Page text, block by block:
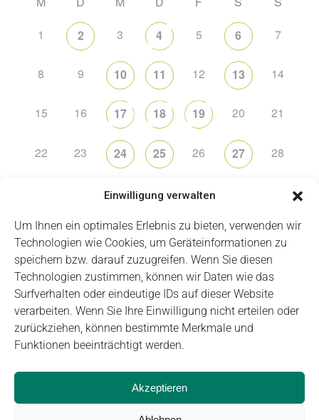
Einwilligung verwalten
Um Ihnen ein optimales Erlebnis zu bieten, verwenden wir
Technologien wie Cookies, um Geräteinformationen zu
speichern bzw. darauf zuzugreifen. Wenn Sie diesen
Technologien zustimmen, können wir Daten wie das
Surfverhalten oder eindeutige IDs auf dieser Website
verarbeiten. Wenn Sie Ihre Einwilligung nicht erteilen oder
zurückziehen, können bestimmte Merkmale und
Funktionen beeinträchtigt werden.
Akzeptieren
1
2 3 4 5 6 7
8 9 10 11 12 13 14
15 16 17 18 19 20 21
22 23 24 25 26 27 28
1 2 3
Impressum Datenschutz Login